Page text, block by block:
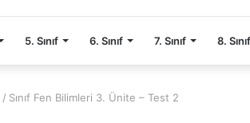
5. Sınıf 6. Sınıf 7. Sınıf 8. Sınıf
/ Sınıf Fen Bilimleri 3. Ünite – Test 2